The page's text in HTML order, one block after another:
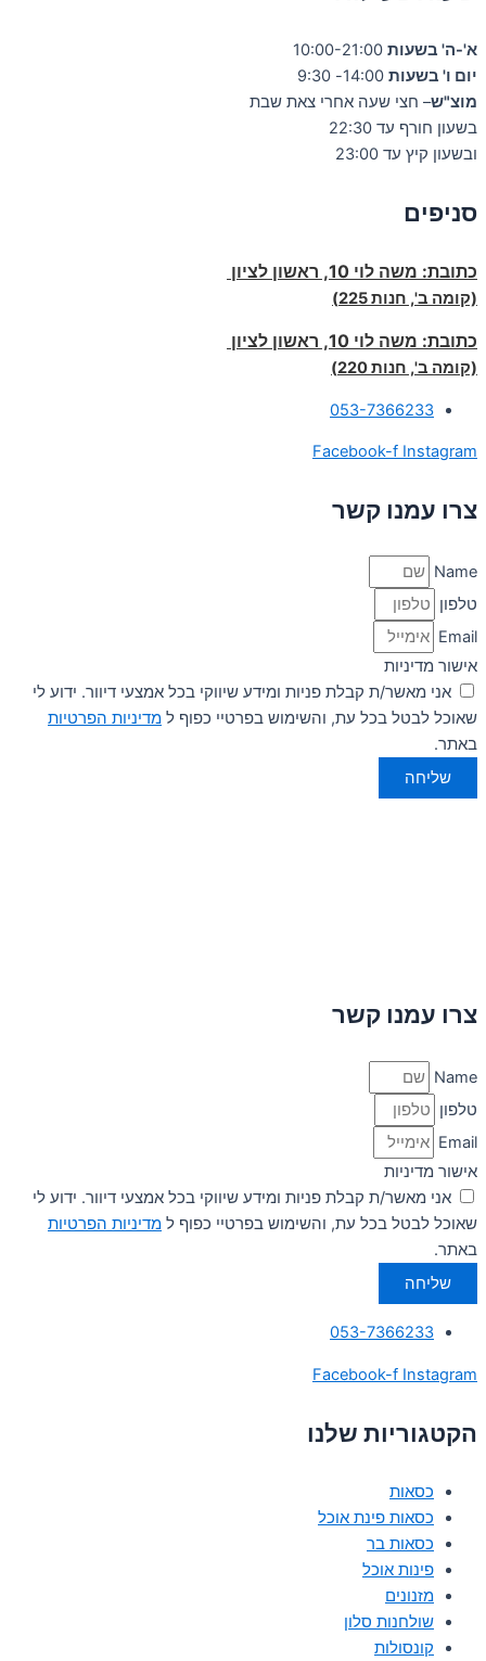
א'-ה' בשעות
יום ו' בשעות
מוצ"ש– חצי שעה אחרי צאת שבת
בשעון חורף עד 22:30
ובשעון קיץ עד 23:00
סניפים
כתובת: משה לוי 10, ראשון לציון
(קומה ב', חנות 225)
כתובת: משה לוי 10, ראשון לציון
(קומה ב', חנות 220)
053-7366233
Facebook-f Instagram
צרו עמנו קשר
Name
טלפון
Email
אישור מדיניות
אני מאשר/ת קבלת פניות ומידע שיווקי בכל אמצעי דיוור. ידוע לי
שאוכל לבטל בכל עת, והשימוש בפרטיי כפוף ל מדיניות הפרטיות
באתר.
שליחה
צרו עמנו קשר
Name
טלפון
Email
אישור מדיניות
אני מאשר/ת קבלת פניות ומידע שיווקי בכל אמצעי דיוור. ידוע לי
שאוכל לבטל בכל עת, והשימוש בפרטיי כפוף ל מדיניות הפרטיות
באתר.
שליחה
053-7366233
Facebook-f Instagram
הקטגוריות שלנו
כסאות
כסאות פינת אוכל
כסאות בר
פינות אוכל
מזנונים
שולחנות סלון
קונסולות